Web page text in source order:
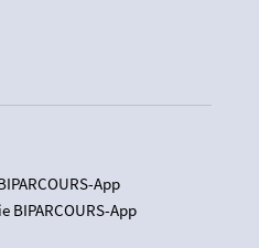
App
BIPARCOURS-App